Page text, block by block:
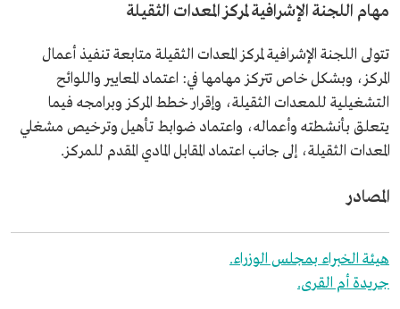
مهام اللجنة الإشرافية لمركز المعدات الثقيلة
تتولى اللجنة الإشرافية لمركز المعدات الثقيلة متابعة تنفيذ أعمال
المركز، وبشكل خاص تتركز مهامها في: اعتماد المعايير واللوائح
التشغيلية للمعدات الثقيلة، وإقرار خطط المركز وبرامجه فيما
يتعلق بأنشطته وأعماله، واعتماد ضوابط تأهيل وترخيص مشغلي
المعدات الثقيلة، إلى جانب اعتماد المقابل المادي المقدم للمركز.
المصادر
هيئة الخبراء بمجلس الوزراء.
جريدة أم القرى.